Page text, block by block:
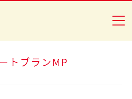
トブランMP